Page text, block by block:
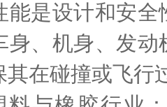
能是设计和安
身、机身、发
其在碰撞或飞行